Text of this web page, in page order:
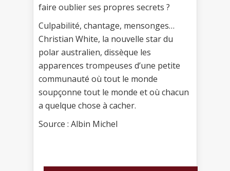
faire oublier ses propres secrets ?
Culpabilité, chantage, mensonges…
Christian White, la nouvelle star du
polar australien, dissèque les
apparences trompeuses d’une petite
communauté où tout le monde
soupçonne tout le monde et où chacun
a quelque chose à cacher.
Source : Albin Michel